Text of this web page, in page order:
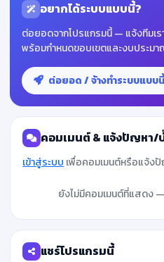
อยากได้ระบบแบบนี้?
ต่อยอดจากโปรแกรมนี้ — แจ้งทีม
พร้อมกำหนดขอบเขตและงบประม
ต่อยอด / จ้างทำระบบแบบ
คอมเมนต์ & แจ้งปัญหา/
เข้าสู่ระบบ เพื่อคอมเมนต์หรือแจ้ง
ยังไม่มีคอมเมนต์ที่แสดง
แชร์โปรแกรมนี้